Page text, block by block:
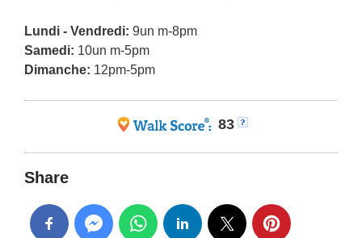
Lundi - Vendredi: 9un m-8pm
Samedi: 10un m-5pm
Dimanche: 12pm-5pm
83
Share